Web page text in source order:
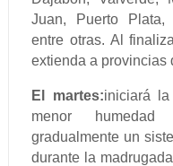
Juan, Puerto Plata,
entre otras. Al
extienda a provincias
El martes:iniciará
menor
gradualmente un
durante la